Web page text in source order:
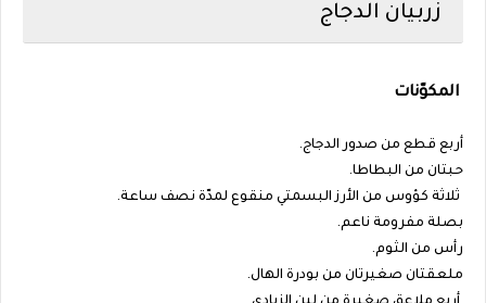
زربيان الدجاج
المكوّنات
أربع قطع من صدور الدجاج.
حبتان من البطاطا.
ثلاثة كؤوس من الأرز البسمتي منقوع لمدّة نصف ساعة.
بصلة مفرومة ناعم.
رأس من الثوم.
ملعقتان صغيرتان من بودرة الهال.